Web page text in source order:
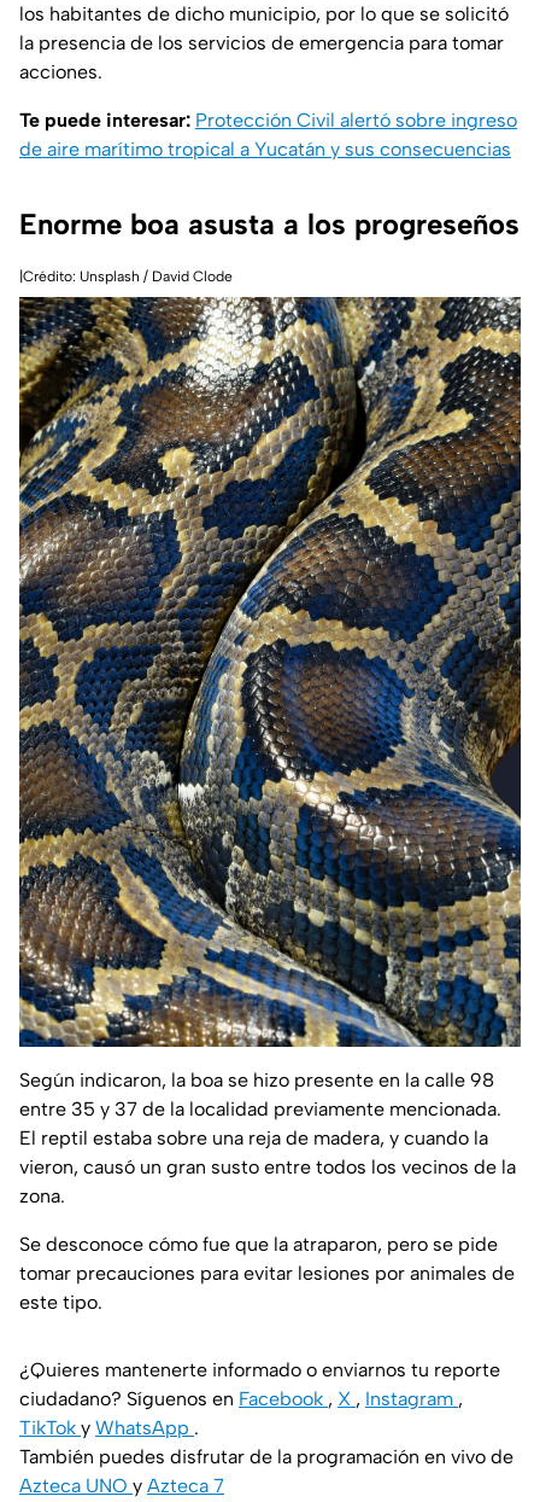
los habitantes de dicho municipio, por lo que se solicitó
la presencia de los servicios de emergencia para tomar
acciones.
Te puede interesar: Protección Civil alertó sobre ingreso
de aire marítimo tropical a Yucatán y sus consecuencias
Enorme boa asusta a los progreseños
|Crédito: Unsplash / David Clode
Según indicaron, la boa se hizo presente en la calle 98
entre 35 y 37 de la localidad previamente mencionada.
El reptil estaba sobre una reja de madera, y cuando la
vieron, causó un gran susto entre todos los vecinos de la
zona.
Se desconoce cómo fue que la atraparon, pero se pide
tomar precauciones para evitar lesiones por animales de
este tipo.
¿Quieres mantenerte informado o enviarnos tu reporte
ciudadano? Síguenos en Facebook , X , Instagram ,
TikTok y WhatsApp .
También puedes disfrutar de la programación en vivo de
Azteca UNO y Azteca 7